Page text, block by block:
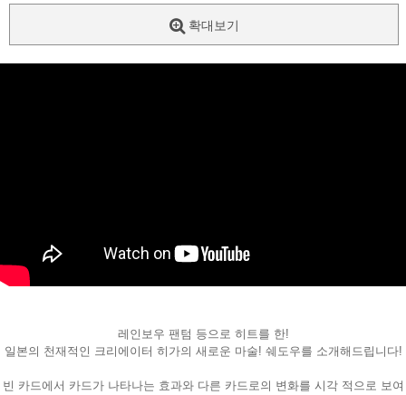
PAYCO 바로
확대보기
레인보우 팬텀 등으로 히트를 한!
일본의 천재적인 크리에이터 히가의 새로운 마술! 쉐도우를 소개해드립니다!
빈 카드에서 카드가 나타나는 효과와 다른 카드로의 변화를 시각 적으로 보여